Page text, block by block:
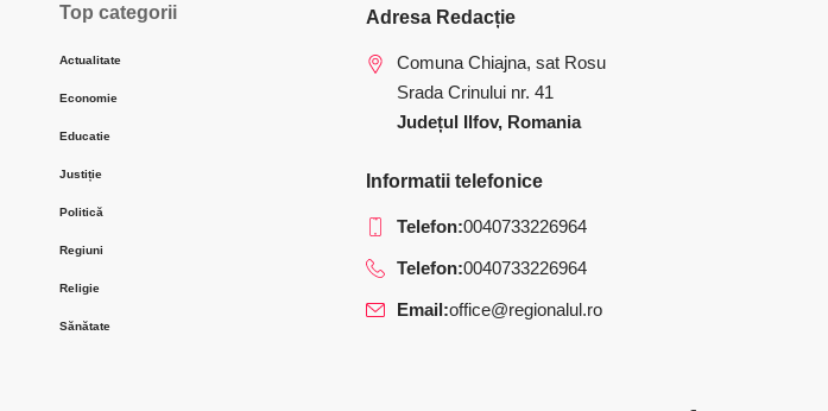
Top categorii
Actualitate
Economie
Educatie
Justiție
Politică
Regiuni
Religie
Sănătate
Adresa Redacție
Comuna Chiajna, sat Rosu
Srada Crinului nr. 41
Județul Ilfov, Romania
Informatii telefonice
Telefon:0040733226964
Telefon:0040733226964
Email:office@regionalul.ro